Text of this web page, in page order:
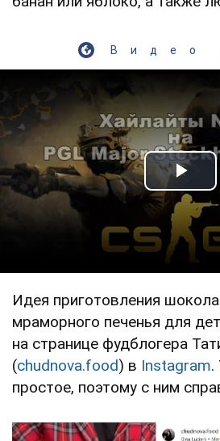
Видео
Идея приготовления
мраморного печенья для
на странице фудблогера
(chudnova.food) в Instagram.
простое, поэтому с ним